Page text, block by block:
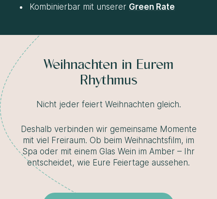
Kombinierbar mit unserer Green Rate
Weihnachten in Eurem
Rhythmus
Nicht jeder feiert Weihnachten gleich.
Deshalb verbinden wir gemeinsame Momente
mit viel Freiraum. Ob beim Weihnachtsfilm, im
Spa oder mit einem Glas Wein im Amber – Ihr
entscheidet, wie Eure Feiertage aussehen.